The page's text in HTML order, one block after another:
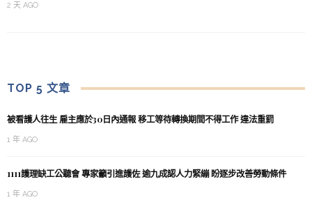
2 天 AGO
TOP 5 文章
被看護人往生 雇主應於30日內通報 移工等待轉換期間不得工作 違法重罰
1 年 AGO
1111護理缺工公聽會 專家籲引進護佐 逾九成認人力緊繃 盼逐步改善勞動條件
1 年 AGO